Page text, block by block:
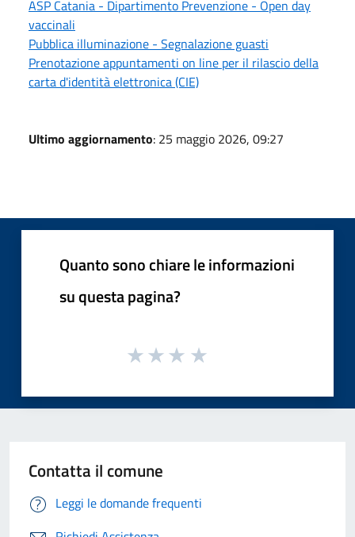
ASP Catania - Dipartimento Prevenzione - Open day
vaccinali
Pubblica illuminazione - Segnalazione guasti
Prenotazione appuntamenti on line per il rilascio della
carta d'identità elettronica (CIE)
Ultimo aggiornamento: 25 maggio 2026, 09:27
Quanto sono chiare le informazioni
su questa pagina?
Contatta il comune
Leggi le domande frequenti